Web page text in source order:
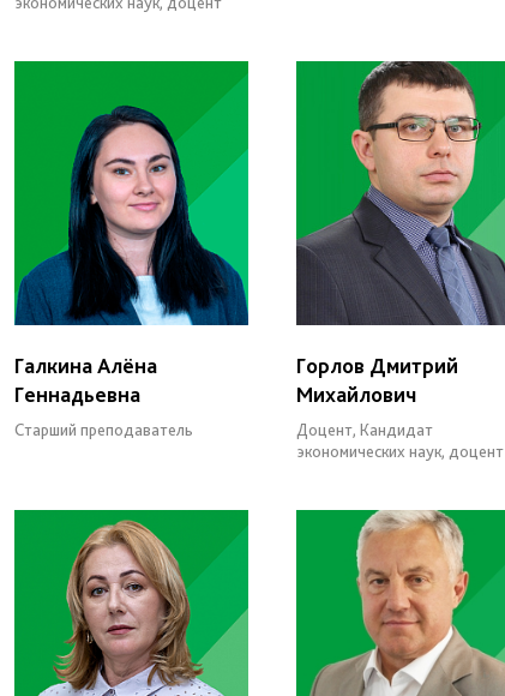
Галкина Алёна
Геннадьевна
Старший преподаватель
Горлов Дмитрий
Михайлович
Доцент, Кандидат
экономических наук, доцент